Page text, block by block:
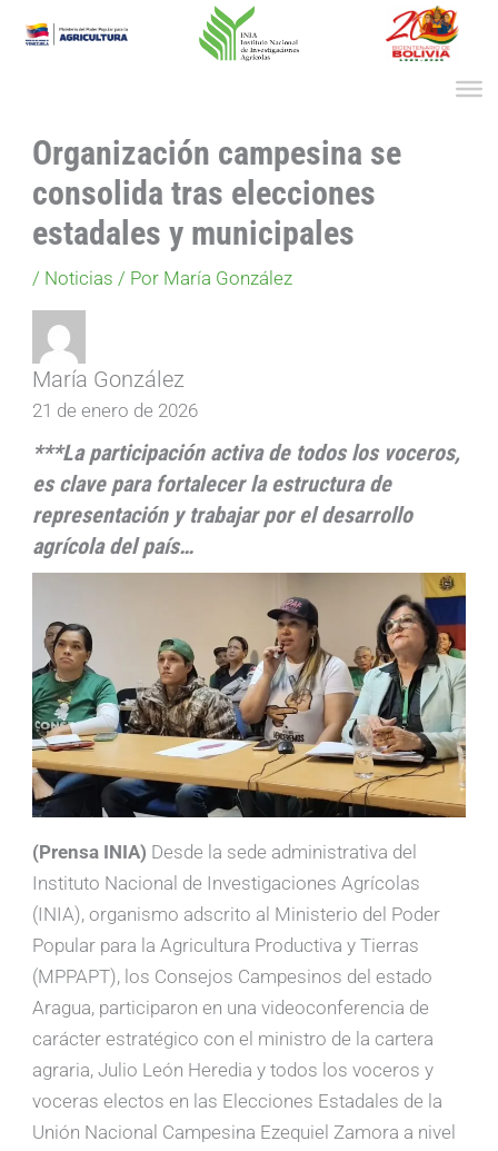
Organización campesina se
consolida tras elecciones
estadales y municipales
/ Noticias / Por María González
María González
21 de enero de 2026
***La participación activa de todos los voceros,
es clave para fortalecer la estructura de
representación y trabajar por el desarrollo
agrícola del país…
(Prensa INIA) Desde la sede administrativa del
Instituto Nacional de Investigaciones Agrícolas
(INIA), organismo adscrito al Ministerio del Poder
Popular para la Agricultura Productiva y Tierras
(MPPAPT), los Consejos Campesinos del estado
Aragua, participaron en una videoconferencia de
carácter estratégico con el ministro de la cartera
agraria, Julio León Heredia y todos los voceros y
voceras electos en las Elecciones Estadales de la
Unión Nacional Campesina Ezequiel Zamora a nivel